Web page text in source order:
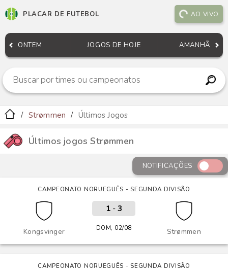
PLACAR DE FUTEBOL AO VIVO
ONTEM JOGOS DE HOJE AMANHÃ
Strømmen Últimos Jogos
Últimos jogos Strømmen
NOTIFICAÇÕES
CAMPEONATO NORUEGUÊS - SEGUNDA DIVISÃO
Kongsvinger Strømmen
1- 3
DOM, 02/08
CAMPEONATO NORUEGUÊS - SEGUNDA DIVISÃO